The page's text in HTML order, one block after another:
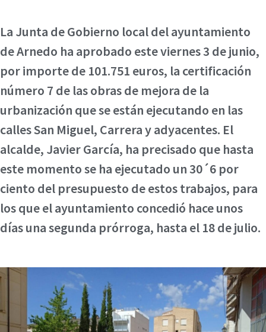
La Junta de Gobierno local del ayuntamiento
de Arnedo ha aprobado este viernes 3 de junio,
por importe de 101.751 euros, la certificación
número 7 de las obras de mejora de la
urbanización que se están ejecutando en las
calles San Miguel, Carrera y adyacentes. El
alcalde, Javier García, ha precisado que hasta
este momento se ha ejecutado un 30´6 por
ciento del presupuesto de estos trabajos, para
los que el ayuntamiento concedió hace unos
días una segunda prórroga, hasta el 18 de julio.